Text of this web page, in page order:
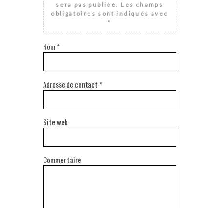
sera pas publiée. Les champs
obligatoires sont indiqués avec
*
Nom*
Adresse de contact *
Site web
Commentaire